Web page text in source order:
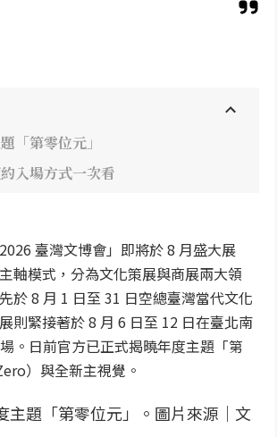
「第零位元」
入場方式一次看
臺灣文博會」即將於 8 月盛大展
軸模式，分為文化策展與商展兩大領
於 8 月 1 日至 31 日空總臺灣當代文化
則緊接著於 8 月 6 日至 12 日在臺北南
。日前官方已正式揭曉年度主題「第
）與全新主視覺。